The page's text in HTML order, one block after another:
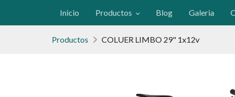
Inicio Productos Blog Galeria
Productos COLUER LIMBO 29" 1x12v